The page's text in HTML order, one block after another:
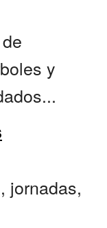
y
jornadas,